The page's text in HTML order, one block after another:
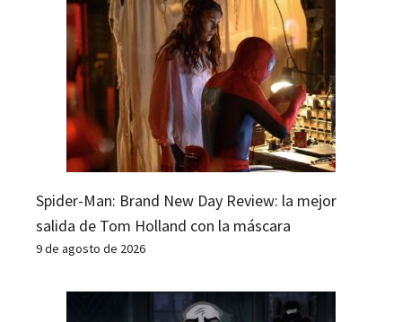
Spider-Man: Brand New Day Review: la mejor
salida de Tom Holland con la máscara
9 de agosto de 2026